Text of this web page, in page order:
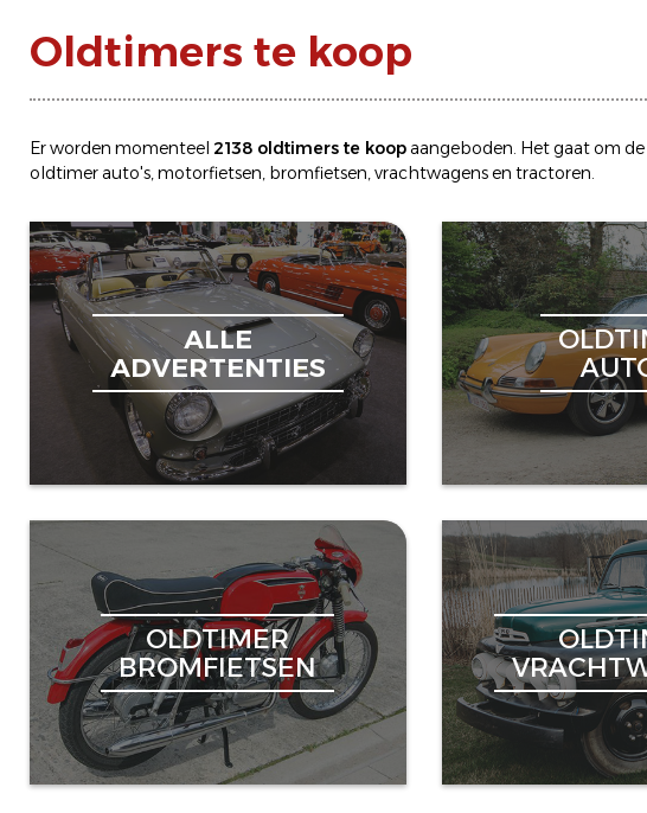
Oldtimers te koop
Er worden momenteel 2138 oldtimers te koopaangeboden. Het gaat om de
oldtimerauto's,motorfietsen, bromfietsen,vrachtwagens en tractoren.
ALLE
ADVERTENTIES
OLDTIMER
BROMFIETSEN